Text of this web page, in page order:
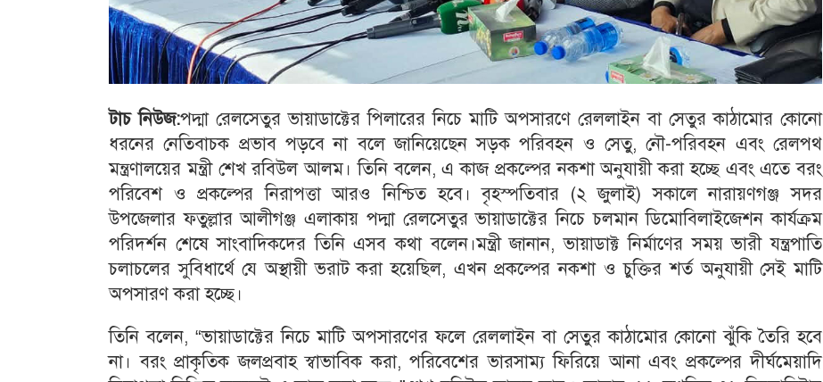
টাচ নিউজ:পদ্মা রেলসেতুর ভায়াডাক্টের পিলারের নিচে মাটি অপসারণে রেললাইন বা সেতুর কাঠামোর কোনো
ধরনের নেতিবাচক প্রভাব পড়বে না বলে জানিয়েছেন সড়ক পরিবহন ও সেতু, নৌ-পরিবহন এবং রেলপথ
মন্ত্রণালয়ের মন্ত্রী শেখ রবিউল আলম। তিনি বলেন, এ কাজ প্রকল্পের নকশা অনুযায়ী করা হচ্ছে এবং এতে বরং
পরিবেশ ও প্রকল্পের নিরাপত্তা আরও নিশ্চিত হবে। বৃহস্পতিবার (২ জুলাই) সকালে নারায়ণগঞ্জ সদর
উপজেলার ফতুল্লার আলীগঞ্জ এলাকায় পদ্মা রেলসেতুর ভায়াডাক্টের নিচে চলমান ডিমোবিলাইজেশন কার্যক্রম
পরিদর্শন শেষে সাংবাদিকদের তিনি এসব কথা বলেন।মন্ত্রী জানান, ভায়াডাক্ট নির্মাণের সময় ভারী যন্ত্রপাতি
চলাচলের সুবিধার্থে যে অস্থায়ী ভরাট করা হয়েছিল, এখন প্রকল্পের নকশা ও চুক্তির শর্ত অনুযায়ী সেই মাটি
অপসারণ করা হচ্ছে।
তিনি বলেন, “ভায়াডাক্টের নিচে মাটি অপসারণের ফলে রেললাইন বা সেতুর কাঠামোর কোনো ঝুঁকি তৈরি হবে
না। বরং প্রাকৃতিক জলপ্রবাহ স্বাভাবিক করা, পরিবেশের ভারসাম্য ফিরিয়ে আনা এবং প্রকল্পের দীর্ঘমেয়াদি